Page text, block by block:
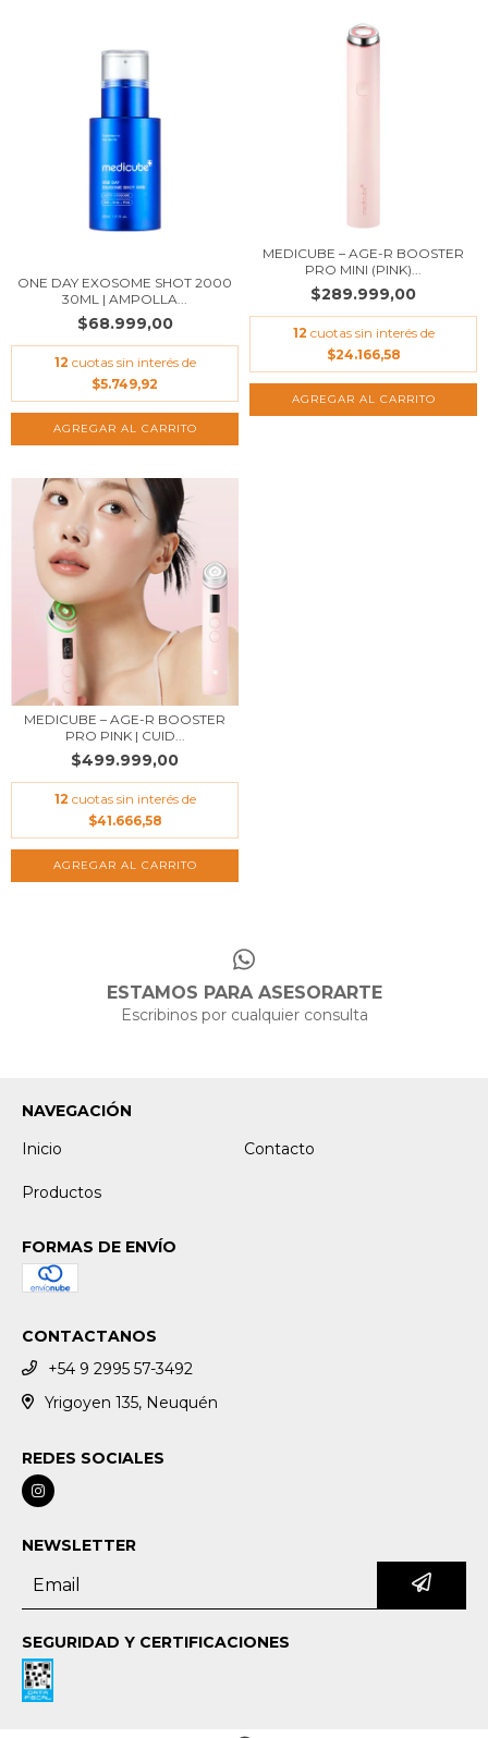
ONE DAY EXOSOME SHOT 2000
30ML | AMPOLLA...
$68.999,00
12 cuotas sin interés de
$5.749,92
MEDICUBE – AGE-R BOOSTER
PRO MINI (PINK)...
$289.999,00
12 cuotas sin interés de
$24.166,58
MEDICUBE – AGE-R BOOSTER
PRO PINK | CUID...
$499.999,00
12 cuotas sin interés de
$41.666,58
ESTAMOS PARA ASESORARTE
Escribinos por cualquier consulta
NAVEGACIÓN
Inicio
Contacto
Productos
FORMAS DE ENVÍO
CONTACTANOS
+54 9 2995 57-3492
Yrigoyen 135, Neuquén
REDES SOCIALES
NEWSLETTER
SEGURIDAD Y CERTIFICACIONES